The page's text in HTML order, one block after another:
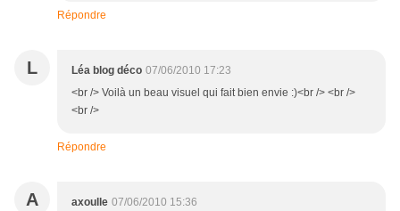
Répondre
L Léa blog déco 07/06/2010 17:23
<br /> Voilà un beau visuel qui fait bien envie :)<br /> <br />
<br />
Répondre
A axoulle 07/06/2010 15:36